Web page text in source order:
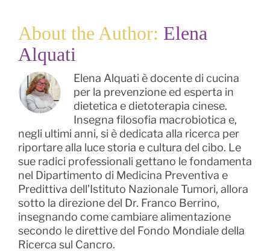
About the Author: Elena
Alquati
Elena Alquati è docente di cucina
per la prevenzione ed esperta in
dietetica e dietoterapia cinese.
Insegna filosofia macrobiotica e,
negli ultimi anni, si è dedicata alla ricerca per
riportare alla luce storia e cultura del cibo. Le
sue radici professionali gettano le fondamenta
nel Dipartimento di Medicina Preventiva e
Predittiva dell’Istituto Nazionale Tumori, allora
sotto la direzione del Dr. Franco Berrino,
insegnando come cambiare alimentazione
secondo le direttive del Fondo Mondiale della
Ricerca sul Cancro.